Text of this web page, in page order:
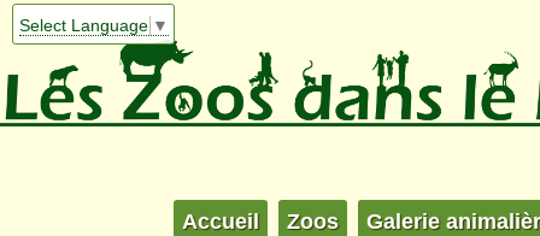
Select Language ▼
Accueil Zoos Galerie